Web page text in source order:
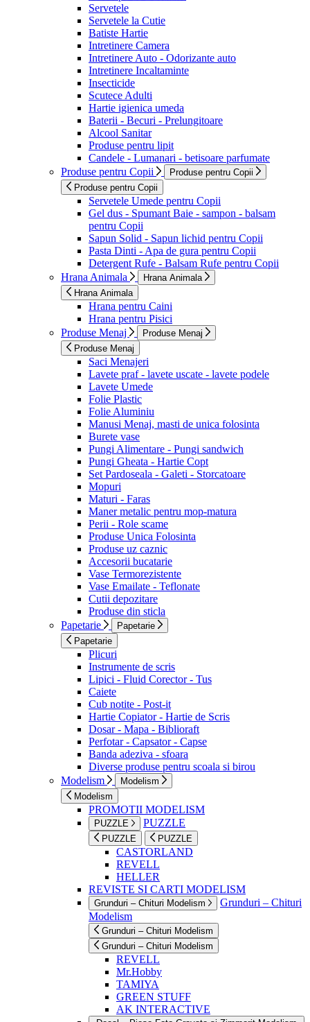
Servetele
Servetele la Cutie
Batiste Hartie
Intretinere Camera
Intretinere Auto - Odorizante auto
Intretinere Incaltaminte
Insecticide
Scutece Adulti
Hartie igienica umeda
Baterii - Becuri - Prelungitoare
Alcool Sanitar
Produse pentru lipit
Candele - Lumanari - betisoare parfumate
Produse pentru Copii
Produse pentru Copii
Produse pentru Copii
Servetele Umede pentru Copii
Gel dus - Spumant Baie - sampon - balsam
pentru Copii
Sapun Solid - Sapun lichid pentru Copii
Pasta Dinti - Apa de gura pentru Copii
Detergent Rufe - Balsam Rufe pentru Copii
Hrana Animala
Hrana Animala
Hrana Animala
Hrana pentru Caini
Hrana pentru Pisici
Produse Menaj
Produse Menaj
Produse Menaj
Saci Menajeri
Lavete praf - lavete uscate - lavete podele
Lavete Umede
Folie Plastic
Folie Aluminiu
Manusi Menaj, masti de unica folosinta
Burete vase
Pungi Alimentare - Pungi sandwich
Pungi Gheata - Hartie Copt
Set Pardoseala - Galeti - Storcatoare
Mopuri
Maturi - Faras
Maner metalic pentru mop-matura
Perii - Role scame
Produse Unica Folosinta
Produse uz caznic
Accesorii bucatarie
Vase Termorezistente
Vase Emailate - Teflonate
Cutii depozitare
Produse din sticla
Papetarie
Papetarie
Papetarie
Plicuri
Instrumente de scris
Lipici - Fluid Corector - Tus
Caiete
Cub notite - Post-it
Hartie Copiator - Hartie de Scris
Dosar - Mapa - Biblioraft
Perfotar - Capsator - Capse
Banda adeziva - sfoara
Diverse produse pentru scoala si birou
Modelism
Modelism
Modelism
PROMOTII MODELISM
PUZZLE PUZZLE
PUZZLE PUZZLE
CASTORLAND
REVELL
HELLER
REVISTE SI CARTI MODELISM
Grunduri – Chituri Modelism
Grunduri – Chituri
Modelism
Grunduri – Chituri Modelism
Grunduri – Chituri Modelism
REVELL
Mr.Hobby
TAMIYA
GREEN STUFF
AK INTERACTIVE